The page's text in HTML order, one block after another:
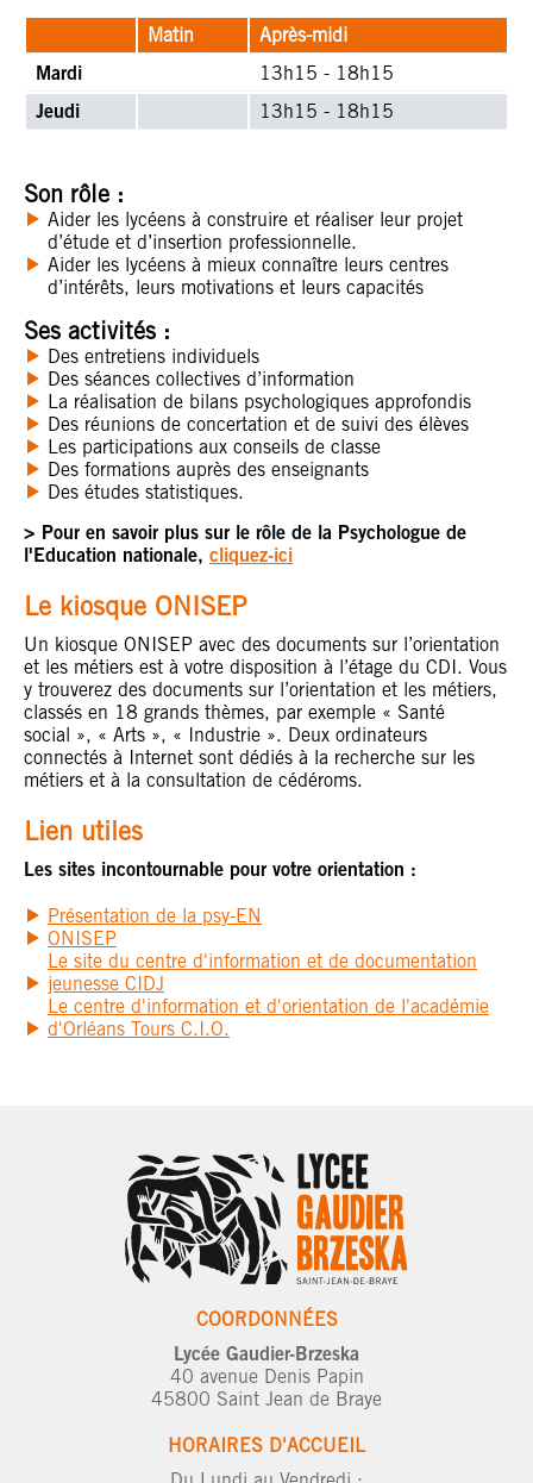
Matin Après-midi
Mardi 13h15 - 18h15
Jeudi 13h15 - 18h15
Son rôle :
Aider les lycéens à construire et réaliser leur projet
d’étude et d’insertion professionnelle.
Aider les lycéens à mieux connaître leurs centres
d’intérêts, leurs motivations et leurs capacités
Ses activités :
Des entretiens individuels
Des séances collectives d’information
La réalisation de bilans psychologiques approfondis
Des réunions de concertation et de suivi des élèves
Les participations aux conseils de classe
Des formations auprès des enseignants
Des études statistiques.
> Pour en savoir plus sur le rôle de la Psychologue de
l'Education nationale, cliquez-ici
Le kiosque ONISEP
Un kiosque ONISEP avec des documents sur l’orientation
et les métiers est à votre disposition à l’étage du CDI. Vous
y trouverez des documents sur l’orientation et les métiers,
classés en 18 grands thèmes, par exemple « Santé
social », « Arts », « Industrie ». Deux ordinateurs
connectés à Internet sont dédiés à la recherche sur les
métiers et à la consultation de cédéroms.
Lien utiles
Les sites incontournable pour votre orientation :
Présentation de la psy-EN
ONISEP
Le site du centre d'information et de documentation
jeunesse CIDJ
Le centre d'information et d'orientation de l'académie
d'Orléans Tours C.I.O.
COORDONNÉES
Lycée Gaudier-Brzeska
40 avenue Denis Papin
45800 Saint Jean de Braye
HORAIRES D'ACCUEIL